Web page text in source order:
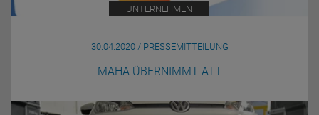
UNTERNEHMEN
30.04.2020 / PRESSEMITTEILUNG
MAHA ÜBERNIMMT ATT